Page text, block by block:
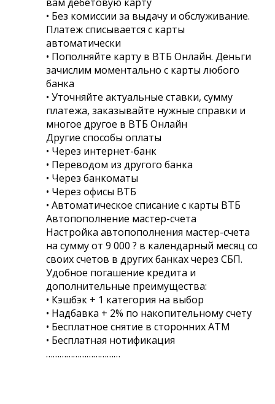
• Без комиссии за выдачу и обслуживание.
Платеж списывается с карты
автоматически
• Пополняйте карту в ВТБ Онлайн. Деньги
зачислим моментально с карты любого
банка
• Уточняйте актуальные ставки, сумму
платежа, заказывайте нужные справки и
многое другое в ВТБ Онлайн
Другие способы оплаты
• Через интернет-банк
• Переводом из другого банка
• Через банкоматы
• Через офисы ВТБ
• Автоматическое списание с карты ВТБ
Автопополнение мастер-счета
Настройка автопополнения мастер-счета
на сумму от 9 000 ? в календарный месяц со
своих счетов в других банках через СБП.
Удобное погашение кредита и
дополнительные преимущества:
• Кэшбэк + 1 категория на выбор
• Надбавка + 2% по накопительному счету
• Бесплатное снятие в сторонних АТМ
• Бесплатная нотификация
……………………………